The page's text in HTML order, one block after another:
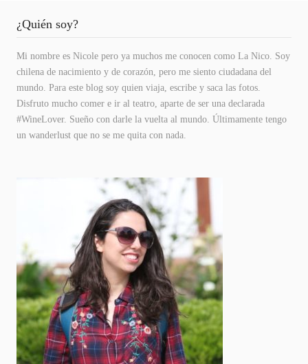
¿Quién soy?
Mi nombre es Nicole pero ya muchos me conocen como La Nico. Soy
chilena de nacimiento y de corazón, pero me siento ciudadana del
mundo. Para este blog soy quien viaja, escribe y saca las fotos.
Disfruto mucho comer e ir al teatro, aparte de ser una declarada
#WineLover. Sueño con darle la vuelta al mundo. Últimamente tengo
un wanderlust que no se me quita con nada.